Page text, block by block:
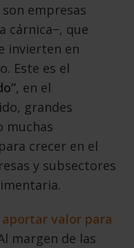
empresas
cárnica−, que
invierten en
Este es el
, en el
grandes
muchas
para crecer en el
y subsectores
aportar valor para
margen de las